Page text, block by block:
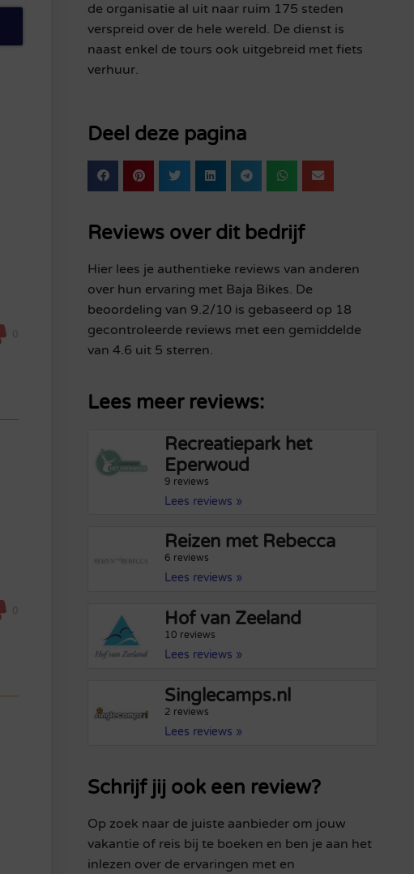
0
0
de organisatie al uit naar ruim 175 steden
verspreid over de hele wereld. De dienst is
naast enkel de tours ook uitgebreid met fiets
verhuur.
Deel deze pagina
Reviews over dit bedrijf
Hier lees je authentieke reviews van anderen
over hun ervaring met Baja Bikes. De
beoordeling van 9.2/10 is gebaseerd op 18
gecontroleerde reviews met een gemiddelde
van 4.6 uit 5 sterren.
Lees meer reviews:
Recreatiepark het
Eperwoud
9 reviews
Lees reviews »
Reizen met Rebecca
6 reviews
Lees reviews »
Hof van Zeeland
10 reviews
Lees reviews »
Singlecamps.nl
2 reviews
Lees reviews »
Schrijf jij ook een review?
Op zoek naar de juiste aanbieder om jouw
vakantie of reis bij te boeken en ben je aan het
inlezen over de ervaringen met en